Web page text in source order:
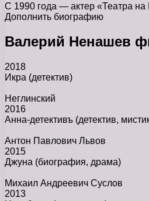
С 1990 года — актер «Театра на
Дополнить биографию
Валерий Ненашев
2018
Икра (детектив)
Неглинский
2016
Анна-детективъ (детектив,
Антон Павлович Львов
2015
Джуна (биография, драма)
Михаил Андреевич Суслов
2013